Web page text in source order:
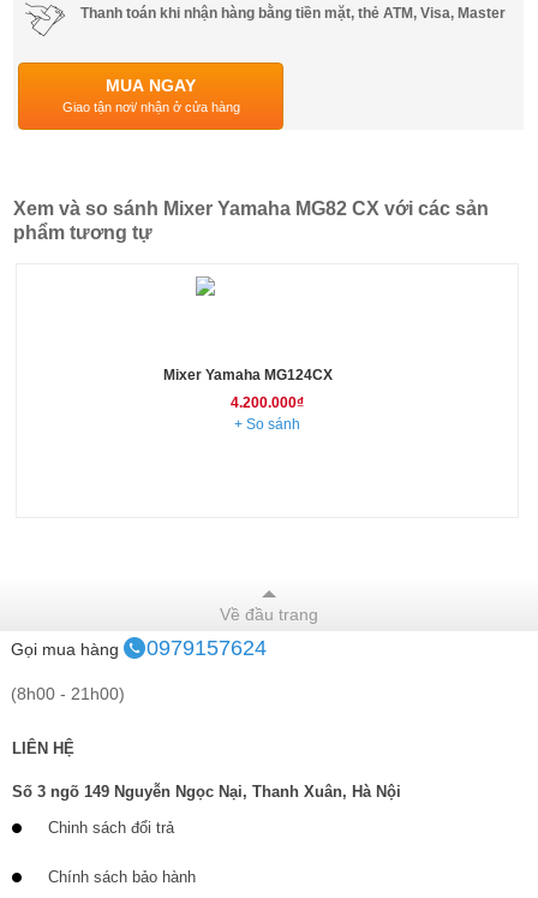
Thanh toán khi nhận hàng bằng tiền mặt, thẻ ATM, Visa, Master
MUA NGAY
Giao tận nơi/ nhận ở cửa hàng
Xem và so sánh Mixer Yamaha MG82 CX với các sản
phẩm tương tự
Mixer Yamaha MG124CX
4.200.000₫
+ So sánh
Về đầu trang
Gọi mua hàng
0979157624
(8h00 - 21h00)
LIÊN HỆ
Số 3 ngõ 149 Nguyễn Ngọc Nại, Thanh Xuân, Hà Nội
Chinh sách đổi trả
Chính sách bảo hành